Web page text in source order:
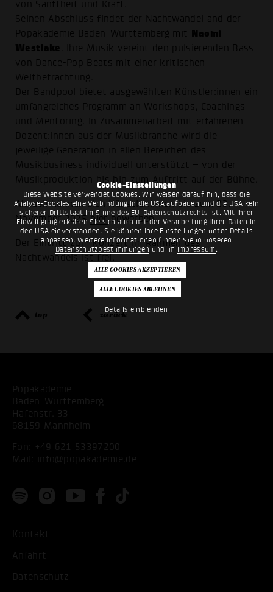
Cookie-Einstellungen
Diese Website verwendet Cookies. Wir weisen darauf hin, dass die
Analyse-Cookies eine Verbindung in die USA aufbauen und die USA kein
sicherer Drittstaat im Sinne des EU-Datenschutzrechts ist. Mit Ihrer
Einwilligung erklären Sie sich auch mit der Verarbeitung Ihrer Daten in
den USA einverstanden. Sie können Ihre Einstellungen unter Details
anpassen. Weitere Informationen finden Sie in unseren
Datenschutzbestimmungen und im Impressum .
Details einblenden
von Sanftheit und Kraft.
Seinen Abschluss findet der Nachtwandel and der
Popakademie Baden-Württemberg mit Naomi
Westlake
. Ihre Musik vereint den pulsierenden Bass
von Dance-Pop Beats mit einer kritischen
Weltbetrachtung.
Der Bandpool bietet ausgewählten Künstler:innen ein
umfangreiches Programm an Workshops, Coachings
und Mentoring. In Zusammenarbeit mit erfahrenen
Dozent:innen aus der Musikbranche wird die
jeweilige Generation in allen Bereichen des
Musikbusiness individuell unterstützt – von der
Musikproduktion bis hin zum Auftritt auf der Bühne.
Aktuell können sich Künstler:innen bis zum 23.
November 2025hierbewerben.
Der Eintritt zum Konzert im Rahmen des
Nachtwandels ist frei.
top zurück
Popakademie
Baden-Württemberg
Hafenstr. 33
68159 Mannheim
Fon:
+49 621 53397200
Mail:
info@popakademie.de
Kontakt
Anfahrt
Datenschutz